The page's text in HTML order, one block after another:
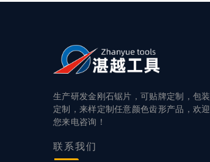
生产研发金刚石锯片，可贴牌定制，包装
定制，来样定制任意颜色齿形产品，欢迎
您来电咨询！
联系我们